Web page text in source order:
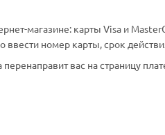
магазине: карты Visa и
номер карты, срок
вас на страницу